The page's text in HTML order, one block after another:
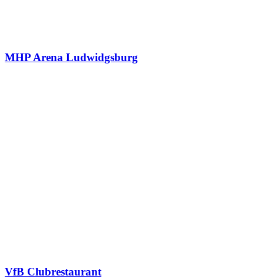
MHP Arena Ludwidgsburg
VfB Clubrestaurant